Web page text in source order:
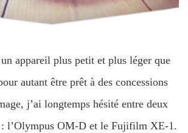
appareil plus petit et plus léger que
autant être prêt à des concessions
j’ai longtemps hésité entre deux
l’Olympus OM-D et le Fujifilm XE-1.